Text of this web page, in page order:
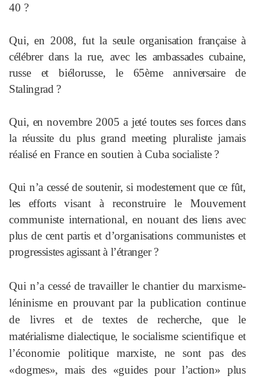
40 ?
Qui, en 2008, fut la seule organisation française à
célébrer dans la rue, avec les ambassades cubaine,
russe et biélorusse, le 65èmeanniversaire de
Stalingrad ?
Qui, en novembre 2005 a jeté toutesses forces dans
la réussite du plus grand meeting pluraliste jamais
réalisé en France en soutien à Cuba socialiste ?
Qui n’a cessé de soutenir, si modestement que ce fût,
les effortsvisant à reconstruire le Mouvement
communiste international, en nouant des liens avec
plus de cent partis et d’organisations communistes et
progressistes agissant à l’étranger ?
Qui n’a cessé de travailler le chantier du marxisme-
léninisme en prouvant par la publication continue
de livres et de textes de recherche, que le
matérialisme dialectique, le socialismescientifique et
l’économie politiquemarxiste, ne sont pas des
«dogmes»,mais des «guides pour l’action» plus